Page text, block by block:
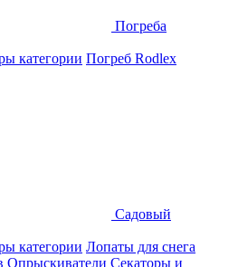
Погреба
категории Погреб Rodlex
Садовый
категории Лопаты для снега
Опрыскиватели Секаторы и